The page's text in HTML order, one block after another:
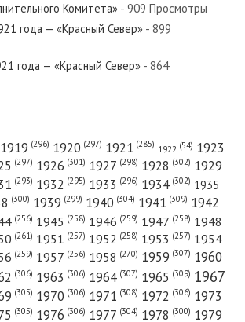
года — «Красный Север»
года — «Красный Север»
года — «Красный Север»
Комитета» - 909 Просмотры
года — «Красный Север» - 899
года — «Красный Север» - 864
1919 (296) 1920 (297) 1921 (285) 1922 (54) 1923
(297) 1926 (301) 1927 (298) 1928 (302) 1929
(293) 1932 (295) 1933 (296) 1934 (302) 1935
(300) 1939 (299) 1940 (304) 1941 (309) 1942
(256) 1945 (258) 1946 (259) 1947 (258) 1948
(261) 1951 (257) 1952 (258) 1953 (257) 1954
(259) 1957 (256) 1958 (270) 1959 (307) 1960
(306) 1963 (306) 1964 (307) 1965 (309) 1967
(305) 1970 (306) 1971 (308) 1972 (306) 1973
(305) 1976 (306) 1977 (304) 1978 (300) 1979